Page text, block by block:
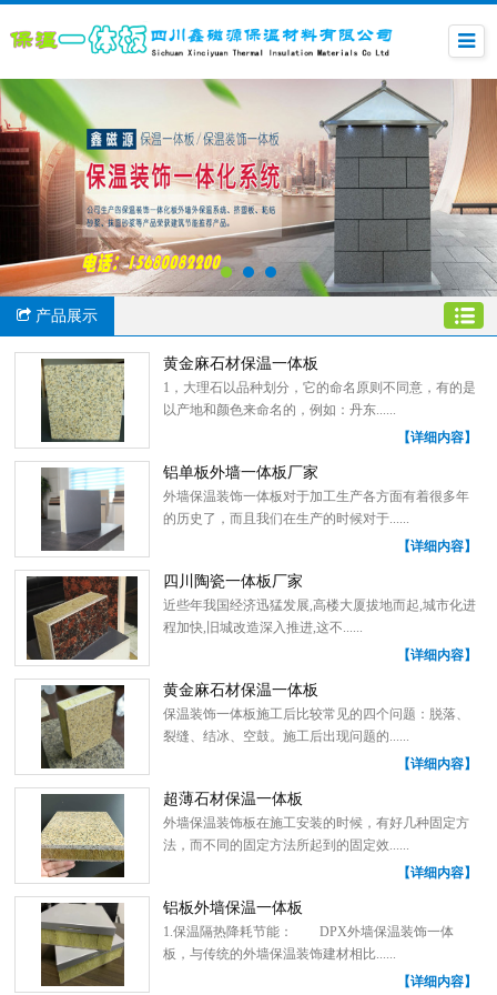
产品展示
黄金麻石材保温一体板
1，大理石以品种划分，它的命名原则不同意，有的是
以产地和颜色来命名的，例如：丹东......
【详细内容】
铝单板外墙一体板厂家
外墙保温装饰一体板对于加工生产各方面有着很多年
的历史了，而且我们在生产的时候对于......
【详细内容】
四川陶瓷一体板厂家
近些年我国经济迅猛发展,高楼大厦拔地而起,城市化进
程加快,旧城改造深入推进,这不......
【详细内容】
黄金麻石材保温一体板
保温装饰一体板施工后比较常见的四个问题：脱落、
裂缝、结冰、空鼓。施工后出现问题的......
【详细内容】
超薄石材保温一体板
外墙保温装饰板在施工安装的时候，有好几种固定方
法，而不同的固定方法所起到的固定效......
【详细内容】
铝板外墙保温一体板
1.保温隔热降耗节能： DPX外墙保温装饰一体
板，与传统的外墙保温装饰建材相比......
【详细内容】